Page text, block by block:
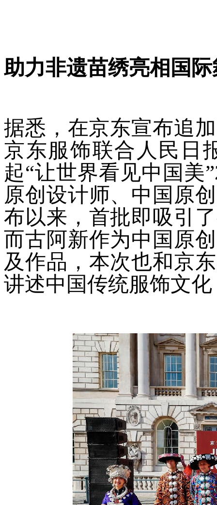
助力非遗苗绣亮相国
据悉，在京东宣布追
京东服饰联合人民日
起“让世界看见中国美
原创设计师、中国原
布以来，首批即吸引
而古阿新作为中国原
及作品，本次也和京
讲述中国传统服饰文